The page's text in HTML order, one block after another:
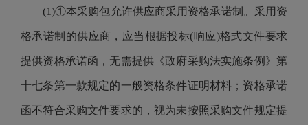
(1)①本采购包允许供应商采用资格承诺制。采用资
格承诺制的供应商，应当根据投标(响应)格式文件要求
提供资格承诺函，无需提供《政府采购法实施条例》第
十七条第一款规定的一般资格条件证明材料；资格承诺
函不符合采购文件要求的，视为未按照采购文件规定提